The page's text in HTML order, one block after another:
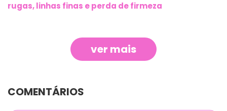
rugas, linhas finas e perda de firmeza
ver mais
COMENTÁRIOS